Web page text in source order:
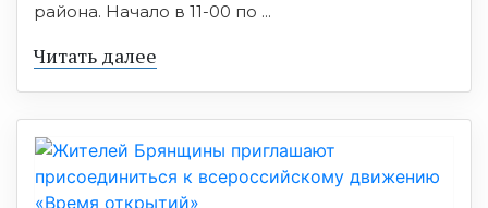
района. Начало в 11-00 по ...
Читать далее